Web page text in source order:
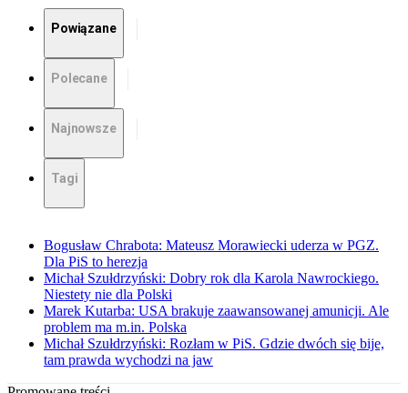
Powiązane
Polecane
Najnowsze
Tagi
Bogusław Chrabota: Mateusz Morawiecki uderza w PGZ.
Dla PiS to herezja
Michał Szułdrzyński: Dobry rok dla Karola Nawrockiego.
Niestety nie dla Polski
Marek Kutarba: USA brakuje zaawansowanej amunicji. Ale
problem ma m.in. Polska
Michał Szułdrzyński: Rozłam w PiS. Gdzie dwóch się bije,
tam prawda wychodzi na jaw